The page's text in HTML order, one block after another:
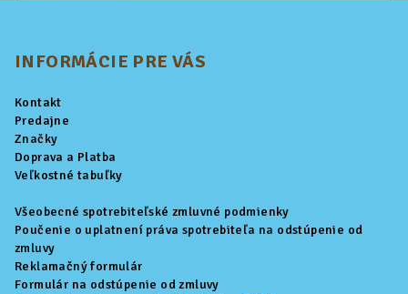
INFORMÁCIE PRE VÁS
Kontakt
Predajne
Značky
Doprava a Platba
Veľkostné tabuľky
Všeobecné spotrebiteľské zmluvné podmienky
Poučenie o uplatnení práva spotrebiteľa na odstúpenie od
zmluvy
Reklamačný formulár
Formulár na odstúpenie od zmluvy